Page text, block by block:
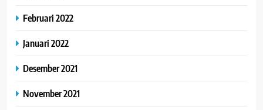
Februari 2022
Januari 2022
Desember 2021
November 2021